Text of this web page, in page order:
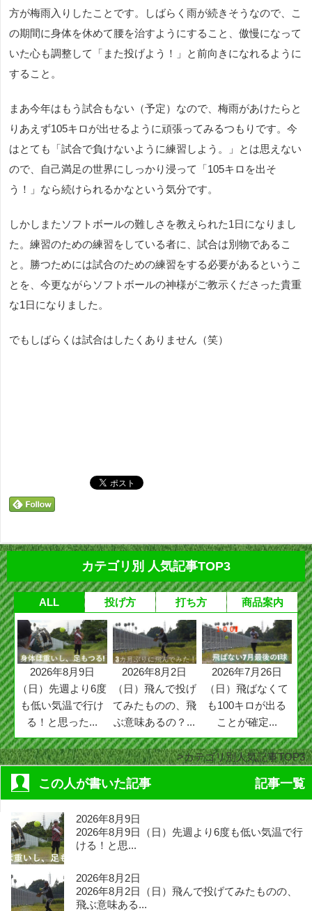
方が梅雨入りしたことです。しばらく雨が続きそうなので、こ
の期間に身体を休めて腰を治すようにすること、傲慢になって
いた心も調整して「また投げよう！」と前向きになれるように
すること。
まあ今年はもう試合もない（予定）なので、梅雨があけたらと
りあえず105キロが出せるように頑張ってみるつもりです。今
はとても「試合で負けないように練習しよう。」とは思えない
ので、自己満足の世界にしっかり浸って「105キロを出そ
う！」なら続けられるかなという気分です。
しかしまたソフトボールの難しさを教えられた1日になりまし
た。練習のための練習をしている者に、試合は別物であるこ
と。勝つためには試合のための練習をする必要があるというこ
とを、今更ながらソフトボールの神様がご教示くださった貴重
な1日になりました。
でもしばらくは試合はしたくありません（笑）
カテゴリ別 人気記事TOP3
ALL 投げ方 打ち方 商品案内
2026年8月9日
（日）先週より6度
も低い気温で行け
る！と思った...
2026年8月2日
（日）飛んで投げ
てみたものの、飛
ぶ意味あるの？...
2026年7月26日
（日）飛ばなくて
も100キロが出る
ことが確定...
カテゴリ別人気記事TOP3
この人が書いた記事 記事一覧
2026年8月9日
2026年8月9日（日）先週より6度も低い気温で行
ける！と思...
2026年8月2日
2026年8月2日（日）飛んで投げてみたものの、
飛ぶ意味ある...